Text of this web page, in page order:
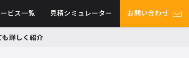
ビス一覧 見積シミュレーター お問い合わせ
詳しく紹介